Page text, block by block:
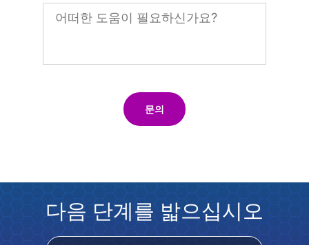
문의
다음 단계를 밟으십시오